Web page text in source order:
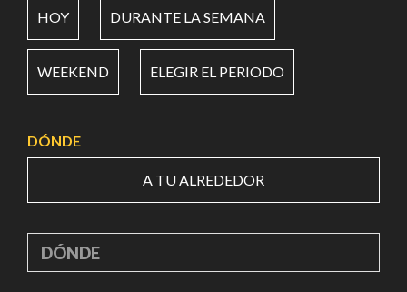
HOY DURANTE LA SEMANA
WEEKEND ELEGIR EL PERIODO
DÓNDE
A TU ALREDEDOR
DÓNDE